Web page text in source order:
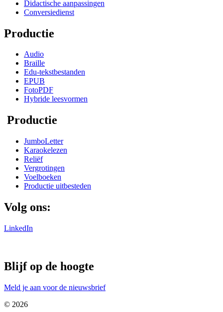
Didactische aanpassingen
Conversiedienst
Productie
Audio
Braille
Edu-tekstbestanden
EPUB
FotoPDF
Hybride leesvormen
Productie
JumboLetter
Karaokelezen
Reliëf
Vergrotingen
Voelboeken
Productie uitbesteden
Volg ons:
LinkedIn
Blijf op de hoogte
Meld je aan voor de nieuwsbrief
© 2026